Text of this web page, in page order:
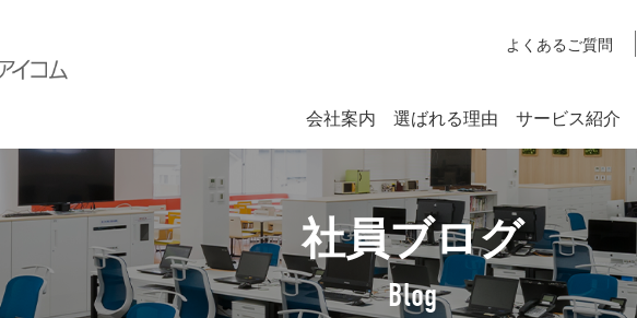
よくあるご質問
会社案内 選ばれる理由 サービス紹介
ージ制作 システム開発
SYSTEM DEVELOPMENT
Webシステム開発
社員ブログ
Blog